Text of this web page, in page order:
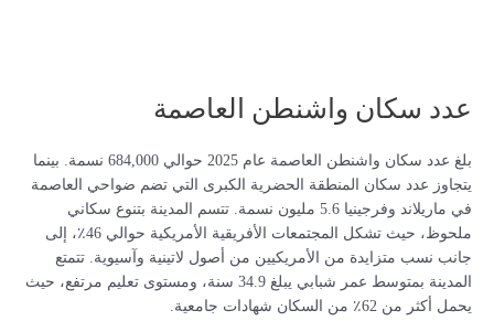
عدد سكان واشنطن العاصمة
بلغ عدد سكان واشنطن العاصمة عام 2025 حوالي 684,000 نسمة. بينما
يتجاوز عدد سكان المنطقة الحضرية الكبرى التي تضم ضواحي العاصمة
في ماريلاند وفرجينيا 5.6 مليون نسمة. تتسم المدينة بتنوع سكاني
ملحوظ، حيث تشكل المجتمعات الأفريقية الأمريكية حوالي 46٪، إلى
جانب نسب متزايدة من الأمريكيين من أصول لاتينية وآسيوية. تتمتع
المدينة بمتوسط عمر شبابي يبلغ 34.9 سنة، ومستوى تعليم مرتفع، حيث
يحمل أكثر من 62٪ من السكان شهادات جامعية.